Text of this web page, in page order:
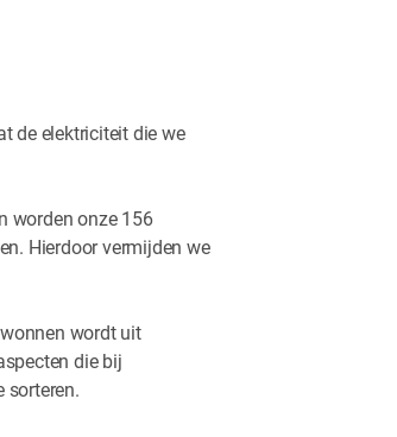
de elektriciteit die we
worden onze 156
Hierdoor vermijden we
wordt uit
die bij
sorteren.